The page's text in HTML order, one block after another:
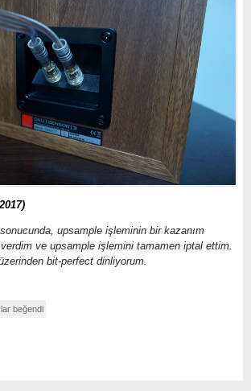
upsample işleminin bir kazanım
verdim ve upsample işlemini tamamen iptal ettim.
bit-perfect dinliyorum.
beğendi